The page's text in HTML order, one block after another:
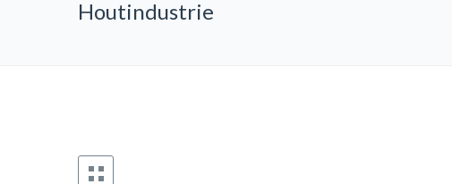
Houtindustrie